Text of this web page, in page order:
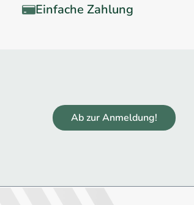
Einfache Zahlung
Ab zur Anmeldung!